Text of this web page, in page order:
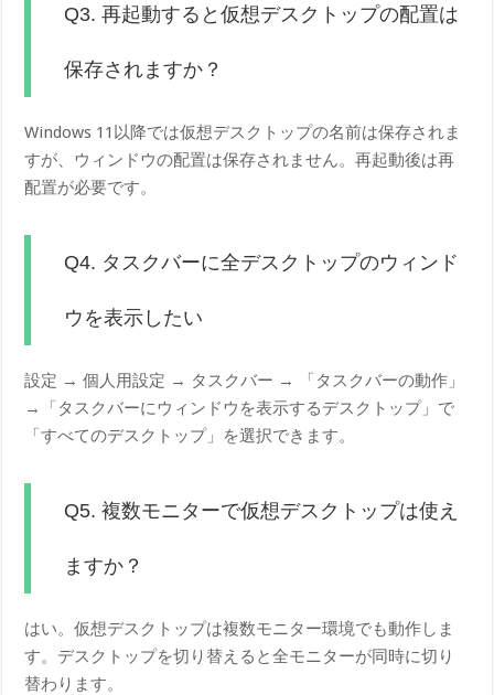
Q3. 再起動すると仮想デスクトップの配置は
保存されますか？
Windows 11以降では仮想デスクトップの名前は保存されま
すが、ウィンドウの配置は保存されません。再起動後は再
配置が必要です。
Q4. タスクバーに全デスクトップのウィンド
ウを表示したい
設定 → 個人用設定 → タスクバー → 「タスクバーの動作」
→「タスクバーにウィンドウを表示するデスクトップ」で
「すべてのデスクトップ」を選択できます。
Q5. 複数モニターで仮想デスクトップは使え
ますか？
はい。仮想デスクトップは複数モニター環境でも動作しま
す。デスクトップを切り替えると全モニターが同時に切り
替わります。